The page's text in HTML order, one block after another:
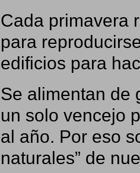
Cada primavera
para
edificios para
Se alimentan de
un solo vencejo
al año. Por eso
naturales” de